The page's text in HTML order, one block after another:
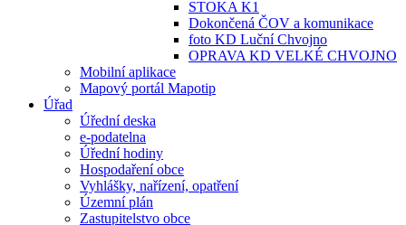
STOKA K1
Dokončená ČOV a komunikace
foto KD Luční Chvojno
OPRAVA KD VELKÉ CHVOJNO
Mobilní aplikace
Mapový portál Mapotip
Úřad
Úřední deska
e-podatelna
Úřední hodiny
Hospodaření obce
Vyhlášky, nařízení, opatření
Územní plán
Zastupitelstvo obce